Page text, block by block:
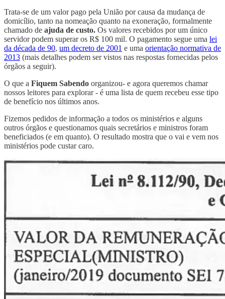
Trata-se de um valor pago pela União por causa da mudança de
domicílio, tanto na nomeação quanto na exoneração, formalmente
chamado de ajuda de custo. Os valores recebidos por um único
servidor podem superar os R$ 100 mil. O pagamento segue uma lei
da década de 90, um decreto de 2001 e uma orientação normativa de
2013 (mais detalhes podem ser vistos nas respostas fornecidas pelos
órgãos a seguir).
O que a Fiquem Sabendo organizou- e agora queremos chamar
nossos leitores para explorar - é uma lista de quem recebeu esse tipo
de benefício nos últimos anos.
Fizemos pedidos de informação a todos os ministérios e alguns
outros órgãos e questionamos quais secretários e ministros foram
beneficiados (e em quanto). O resultado mostra que o vai e vem nos
ministérios pode custar caro.